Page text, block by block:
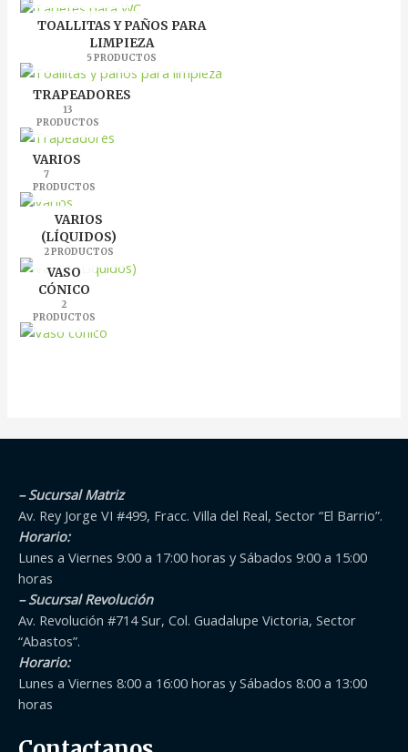
TOALLITAS Y PAÑOS PARA
LIMPIEZA
5 PRODUCTOS
TRAPEADORES
13
PRODUCTOS
VARIOS
7
PRODUCTOS
VARIOS
(LÍQUIDOS)
2 PRODUCTOS
VASO
CÓNICO
2
PRODUCTOS
– Sucursal Matriz
Av. Rey Jorge VI #499, Fracc. Villa del Real, Sector “El Barrio”.
Horario:
Lunes a Viernes 9:00 a 17:00 horas y Sábados 9:00 a 15:00
horas
– Sucursal Revolución
Av. Revolución #714 Sur, Col. Guadalupe Victoria, Sector
“Abastos”.
Horario:
Lunes a Viernes 8:00 a 16:00 horas y Sábados 8:00 a 13:00
horas